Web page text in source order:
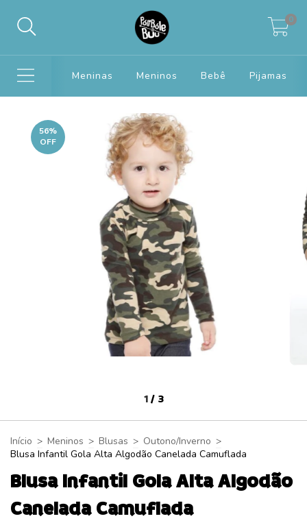
0
Meninas Meninos Bebê Pijamas
56%
OFF
1/ 3
Início > Meninos > Blusas > Outono/Inverno >
Blusa Infantil Gola Alta Algodão Canelada Camuflada
Blusa Infantil Gola Alta Algodão
Canelada Camuflada